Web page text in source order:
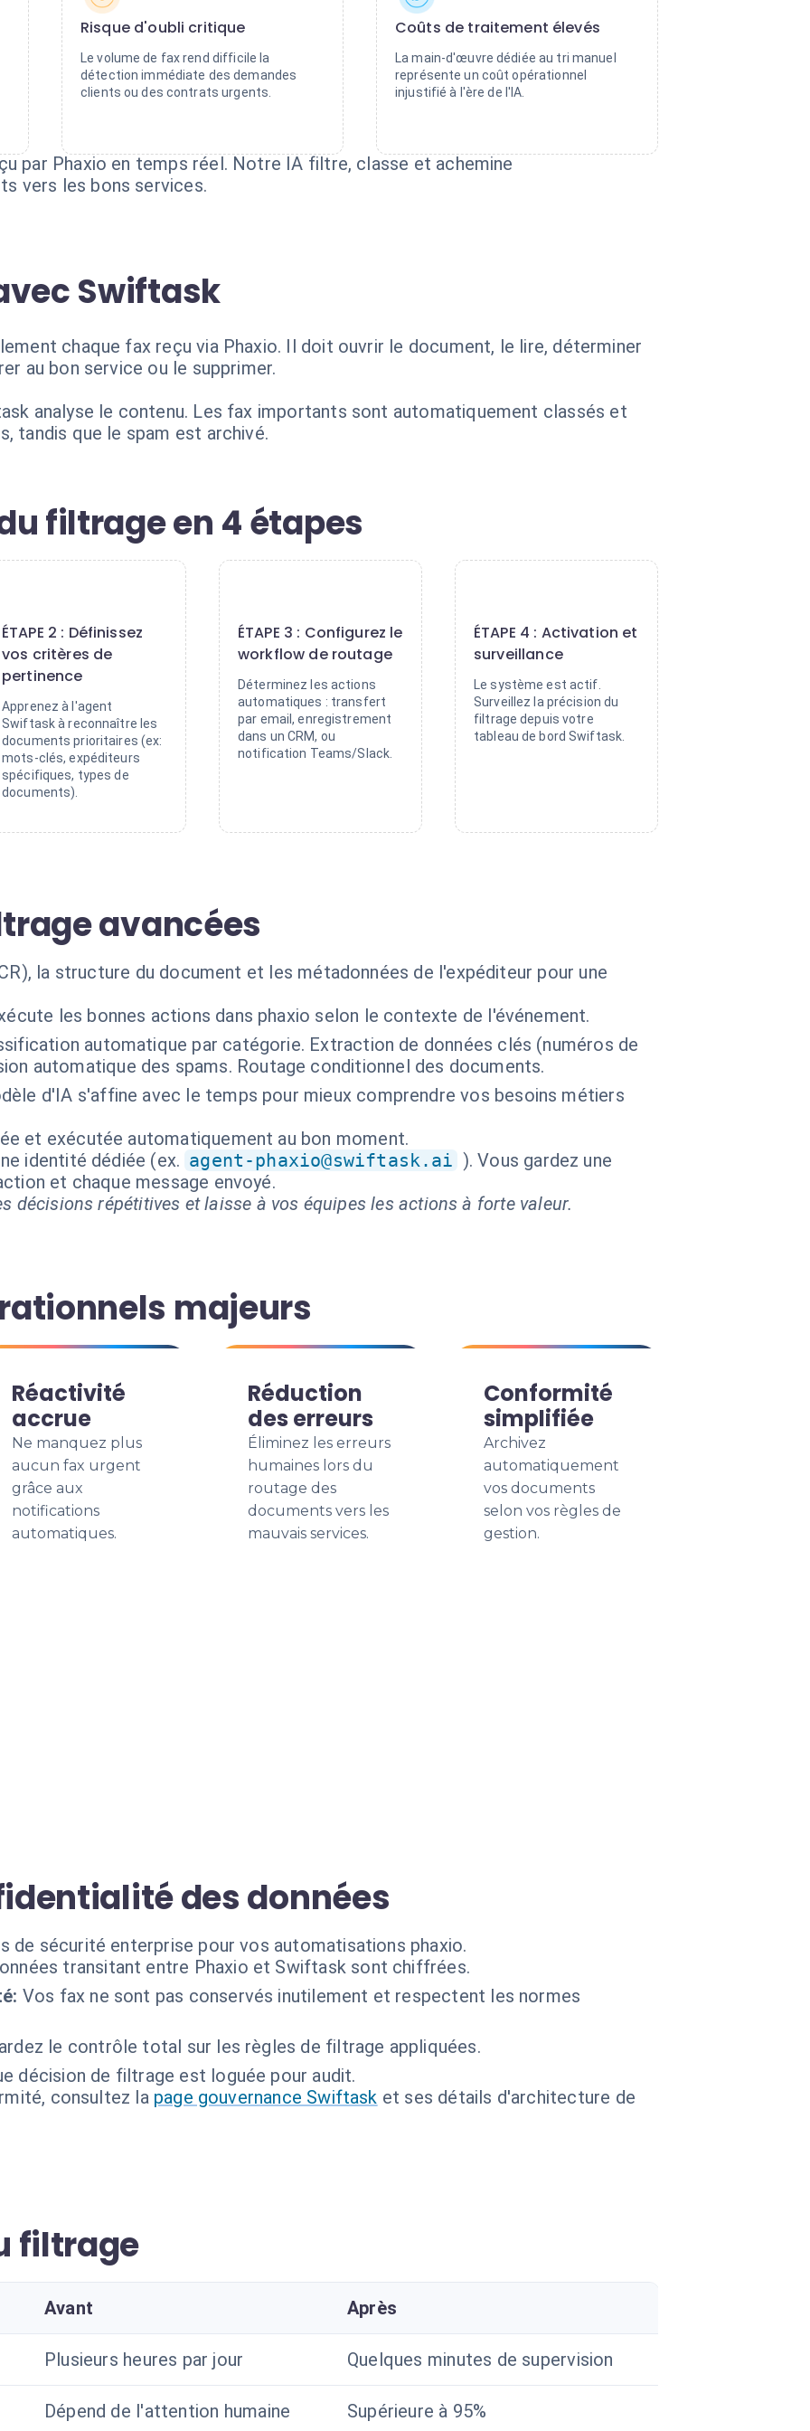
Risque d'oubli critique
Le volume de fax rend difficile la
détection immédiate des demandes
clients ou des contrats urgents.
Coûts de traitement élevés
La main-d'œuvre dédiée au tri manuel
représente un coût opérationnel
injustifié à l'ère de l'IA.
par Phaxio en temps réel. Notre IA filtre, classe et achemine
vers les bons services.
Swiftask
chaque fax reçu via Phaxio. Il doit ouvrir le document, le lire, déterminer
au bon service ou le supprimer.
analyse le contenu. Les fax importants sont automatiquement classés et
tandis que le spam est archivé.
filtrage en 4 étapes
ÉTAPE 2 : Définissez
vos critères de
pertinence
Apprenez à l'agent
Swiftask à reconnaître les
documents prioritaires (ex:
mots-clés, expéditeurs
spécifiques, types de
documents).
ÉTAPE 3 : Configurez le
workflow de routage
Déterminez les actions
automatiques : transfert
par email, enregistrement
dans un CRM, ou
notification Teams/Slack.
ÉTAPE 4 : Activation et
surveillance
Le système est actif.
Surveillez la précision du
filtrage depuis votre
tableau de bord Swiftask.
avancées
la structure du document et les métadonnées de l'expéditeur pour une
les bonnes actions dans phaxio selon le contexte de l'événement.
automatique par catégorie. Extraction de données clés (numéros de
automatique des spams. Routage conditionnel des documents.
d'IA s'affine avec le temps pour mieux comprendre vos besoins métiers
et exécutée automatiquement au bon moment.
identité dédiée (ex. agent-phaxio@swiftask.ai ). Vous gardez une
et chaque message envoyé.
décisions répétitives et laisse à vos équipes les actions à forte valeur.
majeurs
Réactivité
accrue
Ne manquez plus
aucun fax urgent
grâce aux
notifications
automatiques.
Réduction
des erreurs
Éliminez les erreurs
humaines lors du
routage des
documents vers les
mauvais services.
Conformité
simplifiée
Archivez
automatiquement
vos documents
selon vos règles de
gestion.
des données
de sécurité enterprise pour vos automatisations phaxio.
transitant entre Phaxio et Swiftask sont chiffrées.
Vos fax ne sont pas conservés inutilement et respectent les normes
le contrôle total sur les règles de filtrage appliquées.
décision de filtrage est loguée pour audit.
consultez la page gouvernance Swiftask et ses détails d'architecture de
filtrage
Avant Après
Plusieurs heures par jour Quelques minutes de supervision
Dépend de l'attention humaine Supérieure à 95%